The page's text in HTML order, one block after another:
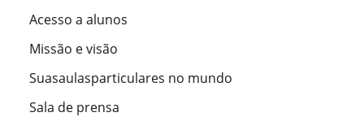
Acesso a alunos
Missão e visão
Suasaulasparticulares no mundo
Sala de prensa